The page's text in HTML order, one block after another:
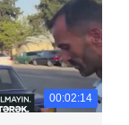
00:02:14